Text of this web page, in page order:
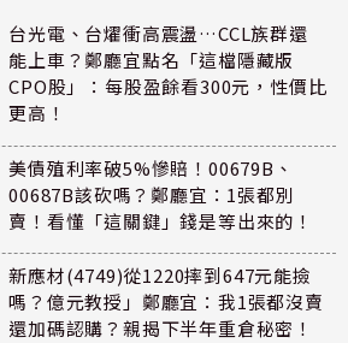
台光電、台燿衝高震盪…CCL族群還
能上車？鄭廳宜點名「這檔隱藏版
CPO股」：每股盈餘看300元，性價比
更高！
美債殖利率破5%慘賠！00679B、
00687B該砍嗎？鄭廳宜：1張都別
賣！看懂「這關鍵」錢是等出來的！
新應材(4749)從1220摔到647元能撿
嗎？億元教授」鄭廳宜：我1張都沒賣
還加碼認購？親揭下半年重倉秘密！